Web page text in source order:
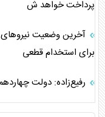
پرداخت خواهد ش
آخرین وضعیت نیروهای
برای استخدام قطعی
رفیع‌زاده: دولت